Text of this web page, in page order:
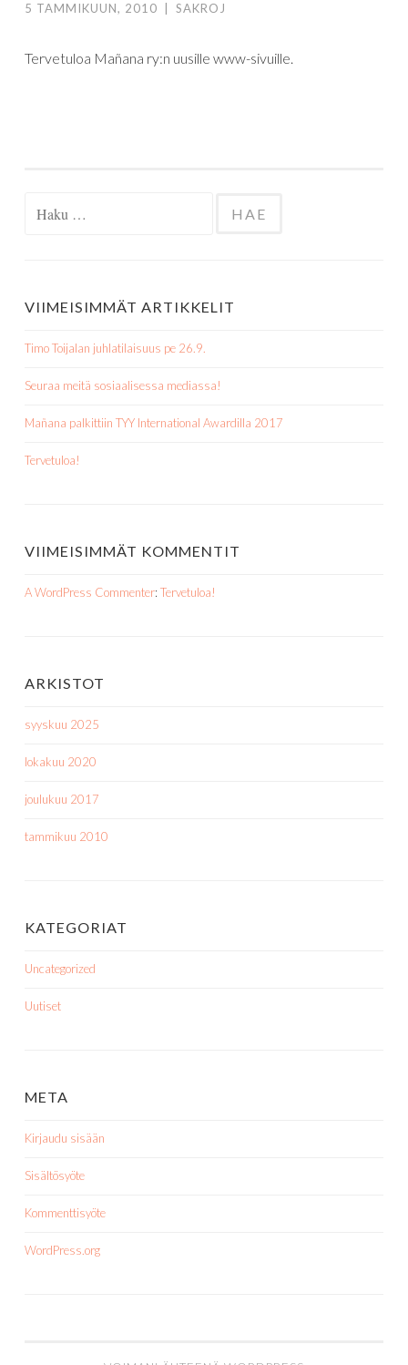
5 TAMMIKUUN, 2010 SAKROJ
Tervetuloa Mañana ry:n uusille www-sivuille.
VIIMEISIMMÄT ARTIKKELIT
Timo Toijalan juhlatilaisuus pe 26.9.
Seuraa meitä sosiaalisessa mediassa!
Mañana palkittiin TYY International Awardilla 2017
Tervetuloa!
VIIMEISIMMÄT KOMMENTIT
A WordPress Commenter: Tervetuloa!
ARKISTOT
syyskuu 2025
lokakuu 2020
joulukuu 2017
tammikuu 2010
KATEGORIAT
Uncategorized
Uutiset
META
Kirjaudu sisään
Sisältösyöte
Kommenttisyöte
WordPress.org